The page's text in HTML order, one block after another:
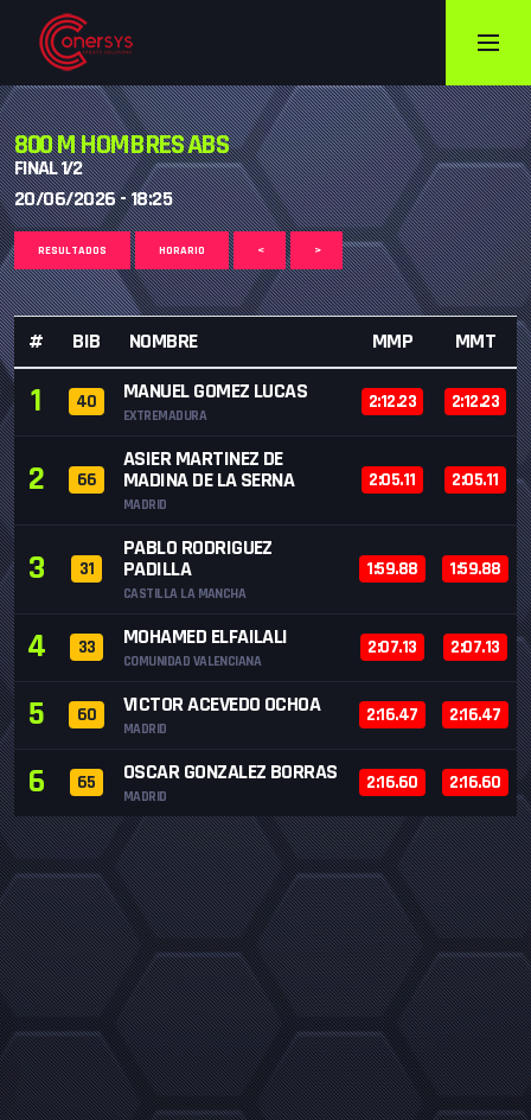
800 M HOMBRES ABS
FINAL 1/2
20/06/2026 - 18:25
RESULTADOS HORARIO < >
# BIB NOMBRE MMP MMT
1 40 MANUEL GOMEZ LUCAS
EXTREMADURA
2:12.23 2:12.23
2 66
ASIER MARTINEZ DE
MADINA DE LA SERNA
MADRID
2:05.11 2:05.11
3 31
PABLO RODRIGUEZ
PADILLA
CASTILLA LA MANCHA
1:59.88 1:59.88
4 33 MOHAMED ELFAILALI
COMUNIDAD VALENCIANA
2:07.13 2:07.13
5 60 VICTOR ACEVEDO OCHOA
MADRID
2:16.47 2:16.47
6 65 OSCAR GONZALEZ BORRAS
MADRID
2:16.60 2:16.60